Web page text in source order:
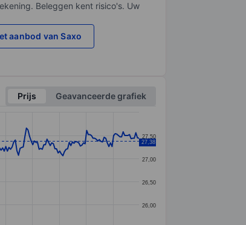
Beleggen kent risico's. Uw
aanbod van Saxo
Prijs
Geavanceerde grafiek
26,00
26,50
27,00
27,50
27,38